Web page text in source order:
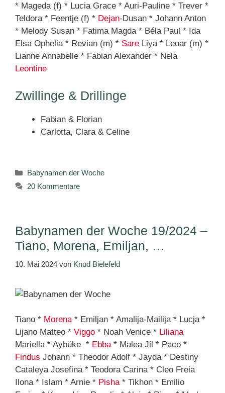
* Mageda (f) * Lucia Grace * Auri-Pauline * Trever *
Teldora * Feentje (f) * Dejan-Dusan * Johann Anton
* Melody Susan * Fatima Magda * Béla Paul * Ida
Elsa Ophelia * Revian (m) * Sare Liya * Leoar (m) *
Lianne Annabelle * Fabian Alexander * Nela
Leontine
Zwillinge & Drillinge
Fabian & Florian
Carlotta, Clara & Celine
Kategorien
Babynamen der Woche
20 Kommentare
Babynamen der Woche 19/2024 –
Tiano, Morena, Emiljan, …
10. Mai 2024 von Knud Bielefeld
Tiano * Morena* Emiljan * Amalija-Mailija * Lucja *
Lijano Matteo * Viggo * Noah Venice * Liliana
Mariella * Aybüke * Ebba* Malea Jil * Paco *
Findus Johann * Theodor Adolf * Jayda * Destiny
Cataleya Josefina * Teodora Carina * Cleo Freia
Ilona * Islam * Arnie * Pisha* Tikhon * Emilio